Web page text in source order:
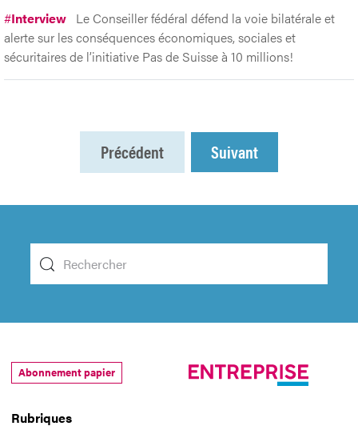
#Interview Le Conseiller fédéral défend la voie bilatérale et
alerte sur les conséquences économiques, sociales et
sécuritaires de l’initiative Pas de Suisse à 10 millions!
Précédent Suivant
Rubriques
Abonnement papier